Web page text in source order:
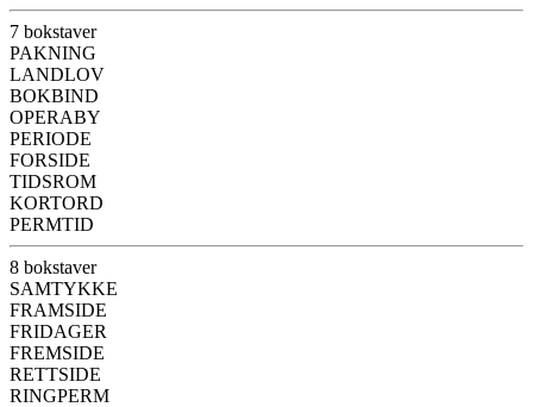
7 bokstaver
PAKNING
LANDLOV
BOKBIND
OPERABY
PERIODE
FORSIDE
TIDSROM
KORTORD
PERMTID
8 bokstaver
SAMTYKKE
FRAMSIDE
FRIDAGER
FREMSIDE
RETTSIDE
RINGPERM